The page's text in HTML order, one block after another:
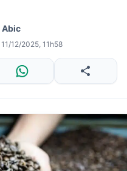
Abic
12/2025, 11h58